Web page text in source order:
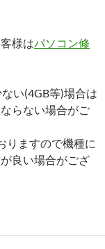
様はパソコン修
い(4GB等)場合は
らない場合がご
りますので機種に
良い場合がござ